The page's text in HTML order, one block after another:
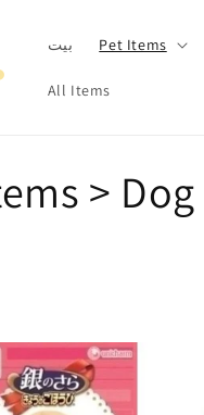
بيت Pet Items
All Items
>